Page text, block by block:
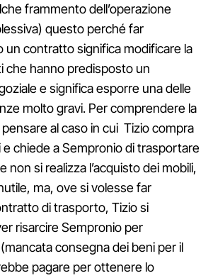
frammento dell’operazione
questo perché far
un contratto significa modificare la
che hanno predisposto un
e significa esporre una delle
molto gravi. Per comprendere la
al caso in cui Tizio compra
e chiede a Sempronio di trasportare
non si realizza l’acquisto dei mobili,
ma, ove si volesse far
di trasporto, Tizio si
risarcire Sempronio per
consegna dei beni per il
pagare per ottenere lo